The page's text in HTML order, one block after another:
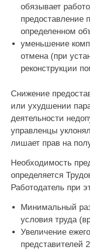
обязывает
предоставление
определенном
уменьшение
отмена (при
реконструкции
Снижение
или ухудшении
деятельности
управленцы
лишает прав на
Необходимость
определяется
Работодатель при
Минимальный
условия труда
Увеличение
представителей